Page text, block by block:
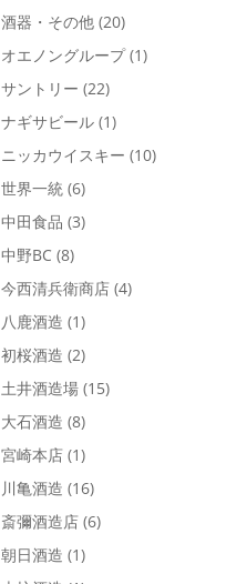
酒器・その他 (20)
オエノングループ (1)
サントリー (22)
ナギサビール (1)
ニッカウイスキー (10)
世界一統 (6)
中田食品 (3)
中野BC (8)
今西清兵衛商店 (4)
八鹿酒造 (1)
初桜酒造 (2)
土井酒造場 (15)
大石酒造 (8)
宮崎本店 (1)
川亀酒造 (16)
斎彌酒造店 (6)
朝日酒造 (1)